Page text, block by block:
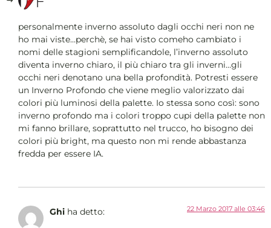
personalmente inverno assoluto dagli occhi neri non ne
ho mai viste…perchè, se hai visto comeho cambiato i
nomi delle stagioni semplificandole, l’inverno assoluto
diventa inverno chiaro, il più chiaro tra gli inverni…gli
occhi neri denotano una bella profondità. Potresti essere
un Inverno Profondo che viene meglio valorizzato dai
colori più luminosi della palette. Io stessa sono così: sono
inverno profondo ma i colori troppo cupi della palette non
mi fanno brillare, soprattutto nel trucco, ho bisogno dei
colori più bright, ma questo non mi rende abbastanza
fredda per essere IA.
Ghi ha detto: 22 Marzo 2017 alle 03:46